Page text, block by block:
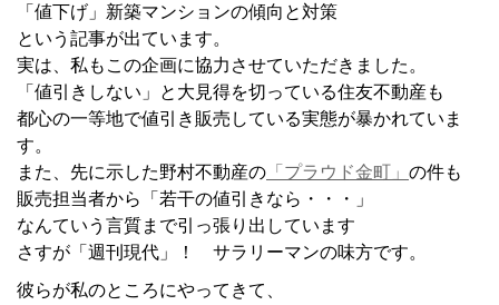
「値下げ」新築マンションの傾向と対策
という記事が出ています。
実は、私もこの企画に協力させていただきました。
「値引きしない」と大見得を切っている住友不動産も
都心の一等地で値引き販売している実態が暴かれていま
す。
また、先に示した野村不動産の 「プラウド金町」 の件も
販売担当者から「若干の値引きなら・・・」
なんていう言質まで引っ張り出しています
さすが「週刊現代」！ サラリーマンの味方です。
彼らが私のところにやってきて、